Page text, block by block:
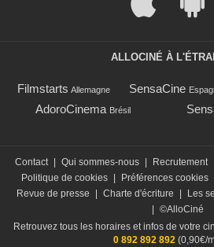
ALLOCINÉ À
Filmstarts Allemagne SensaCine
AdoroCinema Brésil
Contact | Qui sommes-nous | Recrutement
Politique de cookies | Préférences cookies
Revue de presse
| Charte d'écriture | Les
| ©AlloCiné
Retrouvez tous les horaires et infos de votre
0 892 892 892 (0,90€/